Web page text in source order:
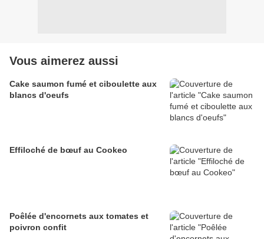
Vous aimerez aussi
Cake saumon fumé et ciboulette aux
blancs d'oeufs
Effiloché de bœuf au Cookeo
Poêlée d'encornets aux tomates et
poivron confit